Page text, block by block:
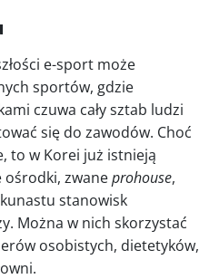
e-sport może
sportów, gdzie
czuwa cały sztab ludzi
się do zawodów. Choć
to w Korei już istnieją
ośrodki, zwaneprohouse,
stanowisk
Można w nich skorzystać
osobistych, dietetyków,